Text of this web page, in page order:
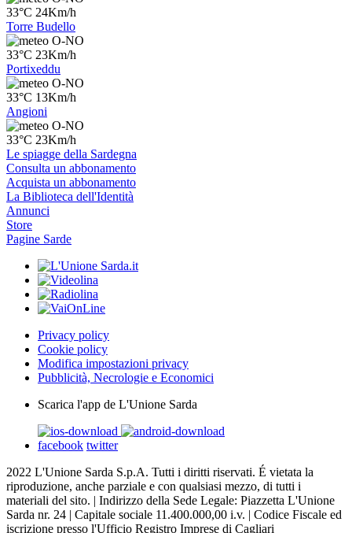
33°C 24Km/h
Torre Budello
O-NO
33°C 23Km/h
Portixeddu
O-NO
33°C 13Km/h
Angioni
O-NO
33°C 23Km/h
Le spiagge della Sardegna
Consulta un abbonamento
Acquista un abbonamento
La Biblioteca dell'Identità
Annunci
Store
Pagine Sarde
Privacy policy
Cookie policy
Modifica impostazioni privacy
Pubblicità, Necrologie e Economici
Scarica l'app de L'Unione Sarda
facebook twitter
2022 L'Unione Sarda S.p.A. Tutti i diritti riservati. É vietata la
riproduzione, anche parziale e con qualsiasi mezzo, di tutti i
materiali del sito. | Indirizzo della Sede Legale: Piazzetta L'Unione
Sarda nr. 24 | Capitale sociale 11.400.000,00 i.v. | Codice Fiscale ed
iscrizione presso l'Ufficio Registro Imprese di Cagliari